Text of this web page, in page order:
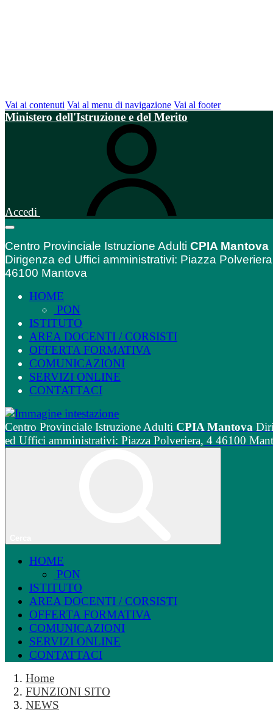
Vai ai contenuti Vai al menu di navigazione Vai al footer
Ministero dell'Istruzione e del Merito
Accedi
Centro Provinciale Istruzione Adulti CPIA Mantova
Dirigenza ed Uffici amministrativi: Piazza
46100 Mantova
HOME
PON
ISTITUTO
AREA DOCENTI / CORSISTI
OFFERTA FORMATIVA
COMUNICAZIONI
SERVIZI ONLINE
CONTATTACI
Centro Provinciale Istruzione Adulti CPIA Mantova
ed Uffici amministrativi: Piazza Polveriera, 4 46100
HOME
PON
ISTITUTO
AREA DOCENTI / CORSISTI
OFFERTA FORMATIVA
COMUNICAZIONI
SERVIZI ONLINE
CONTATTACI
Home
FUNZIONI SITO
NEWS